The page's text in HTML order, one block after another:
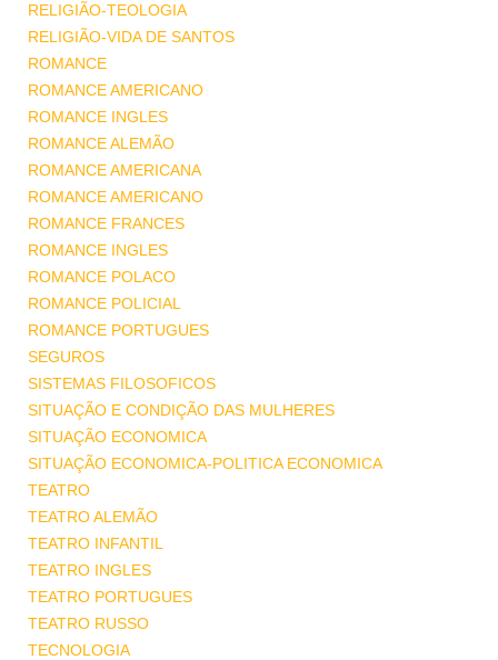
RELIGIÃO-TEOLOGIA
RELIGIÃO-VIDA DE SANTOS
ROMANCE
ROMANCE AMERICANO
ROMANCE INGLES
ROMANCE ALEMÃO
ROMANCE AMERICANA
ROMANCE AMERICANO
ROMANCE FRANCES
ROMANCE INGLES
ROMANCE POLACO
ROMANCE POLICIAL
ROMANCE PORTUGUES
SEGUROS
SISTEMAS FILOSOFICOS
SITUAÇÃO E CONDIÇÃO DAS MULHERES
SITUAÇÃO ECONOMICA
SITUAÇÃO ECONOMICA-POLITICA ECONOMICA
TEATRO
TEATRO ALEMÃO
TEATRO INFANTIL
TEATRO INGLES
TEATRO PORTUGUES
TEATRO RUSSO
TECNOLOGIA